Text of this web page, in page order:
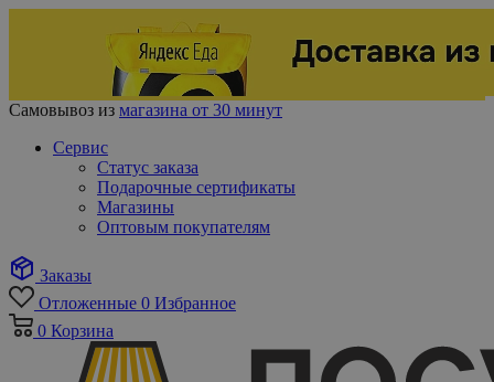
Самовывоз из магазина от 30 минут
Сервис
Статус заказа
Подарочные сертификаты
Магазины
Оптовым покупателям
Заказы
Отложенные 0 Избранное
0 Корзина